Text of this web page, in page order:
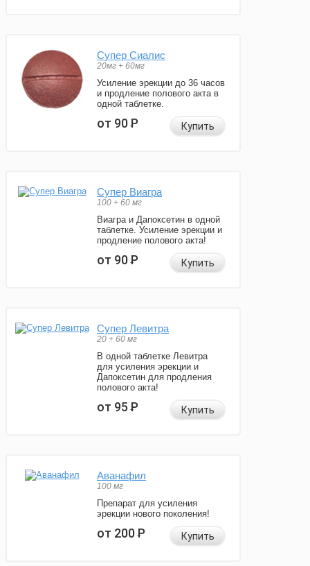
Супер Сиалис
20мг + 60мг
Усиление эрекции до 36 часов
и продление полового акта в
одной таблетке.
от 90Р Купить
Супер Виагра
100 + 60 мг
Виагра и Дапоксетин в одной
таблетке. Усиление эрекции и
продление полового акта!
от 90Р Купить
Супер Левитра
20 + 60 мг
В одной таблетке Левитра
для усиления эрекции и
Дапоксетин для продления
полового акта!
от 95Р Купить
Аванафил
100 мг
Препарат для усиления
эрекции нового поколения!
от 200Р Купить